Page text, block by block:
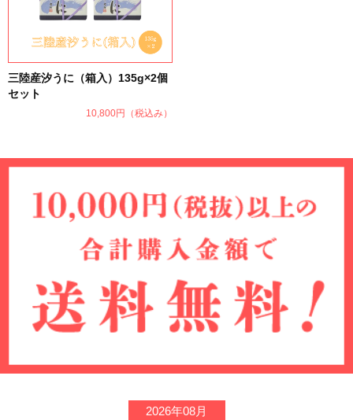
三陸産汐うに（箱入）135g×2個
セット
10,800円 （税込み）
2026年08月